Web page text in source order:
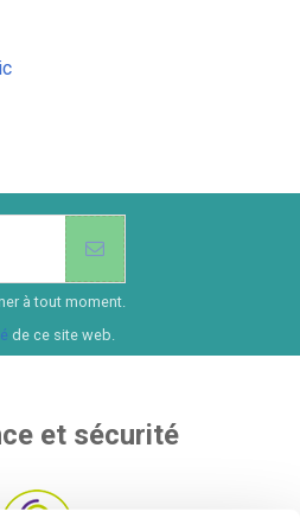
à tout moment.
de ce site web.
et sécurité